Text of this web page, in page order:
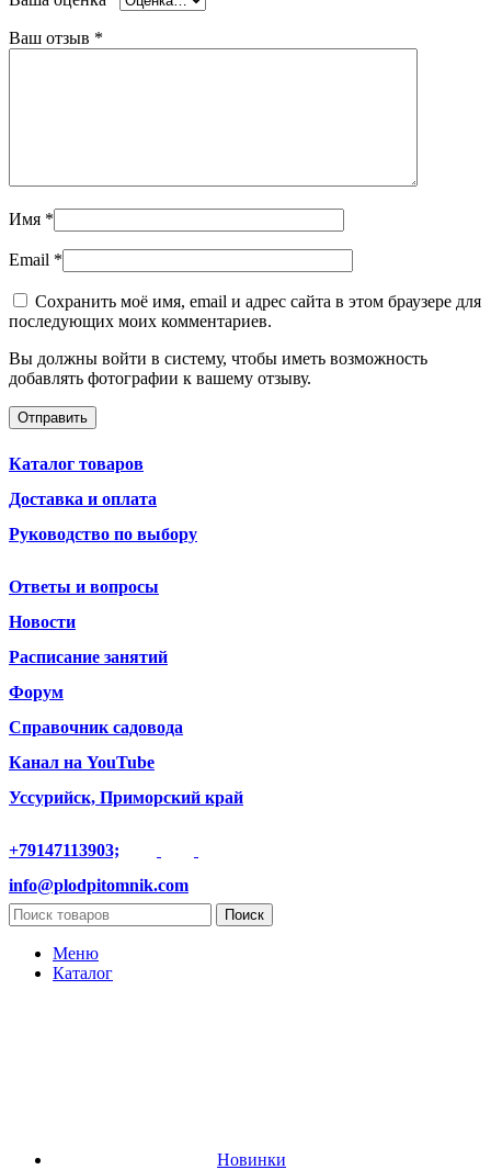
Ваш отзыв *
Имя *
Email *
Сохранить моё имя, email и адрес сайта в этом браузере для
последующих моих комментариев.
Вы должны войти в систему, чтобы иметь возможность
добавлять фотографии к вашему отзыву.
Каталог товаров
Доставка и оплата
Руководство по выбору
Ответы и вопросы
Новости
Расписание занятий
Форум
Справочник садовода
Канал на YouTube
Уссурийск, Приморский край
+79147113903;
info@plodpitomnik.com
Поиск
Меню
Каталог
Новинки